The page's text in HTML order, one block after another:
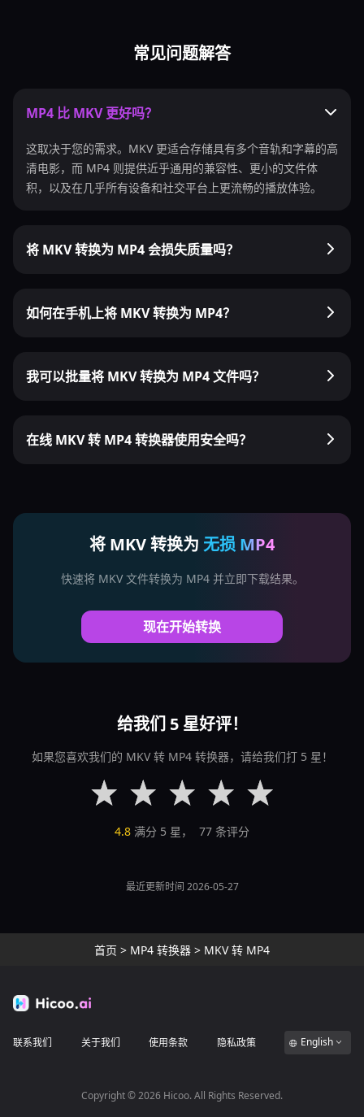
常见问题解答
MP4 比 MKV 更好吗？
这取决于您的需求。MKV 更适合存储具有多个音轨和字幕的高
清电影，而 MP4 则提供近乎通用的兼容性、更小的文件体
积，以及在几乎所有设备和社交平台上更流畅的播放体验。
将 MKV 转换为 MP4 会损失质量吗？
如何在手机上将 MKV 转换为 MP4？
我可以批量将 MKV 转换为 MP4 文件吗？
在线 MKV 转 MP4 转换器使用安全吗？
将 MKV 转换为 无损 MP4
快速将 MKV 文件转换为 MP4 并立即下载结果。
现在开始转换
给我们 5 星好评！
如果您喜欢我们的 MKV 转 MP4 转换器，请给我们打 5 星！
4.8 满分 5 星， 77 条评分
最近更新时间 2026-05-27
首页 > MP4 转换器 > MKV 转 MP4
联系我们 关于我们 使用条款 隐私政策 English
Copyright ©2026 Hicoo. All Rights Reserved.